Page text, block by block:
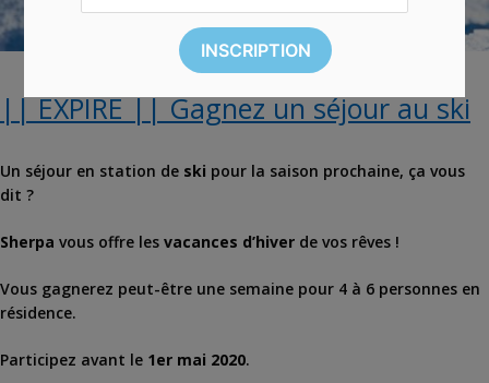
|| EXPIRÉ || Gagnez un séjour au ski
Un séjour en station de ski pour la saison prochaine, ça vous
dit ?
Sherpa vous offre les vacances d’hiver de vos rêves !
Vous gagnerez peut-être une semaine pour 4 à 6 personnes en
résidence.
Participez avant le 1er mai 2020.